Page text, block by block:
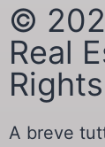
©
Real
A breve